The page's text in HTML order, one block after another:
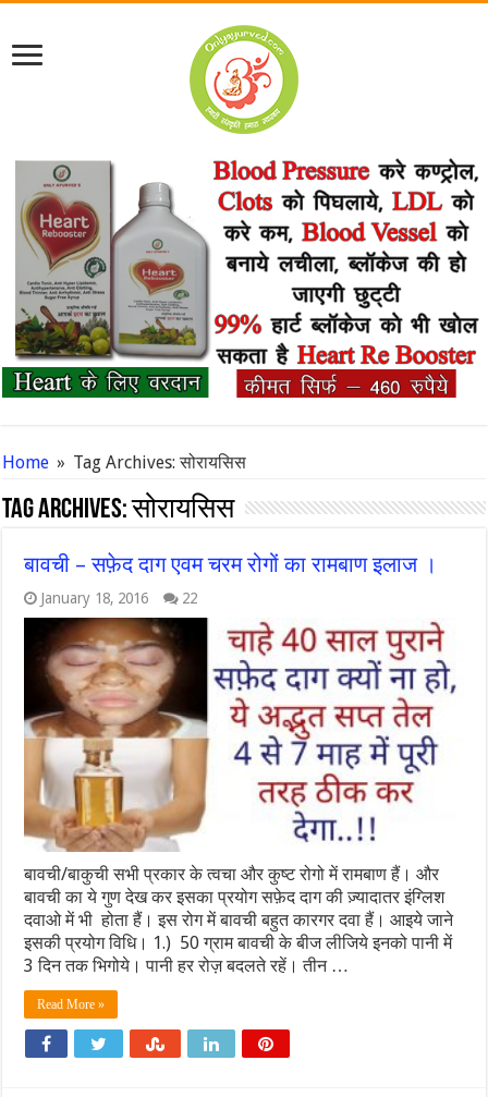
Home » Tag Archives: सोरायसिस
Tag Archives:सोरायसिस
बावची – सफ़ेद दाग एवम चरम रोगों का रामबाण इलाज ।
January 18, 2016 22
बावची/बाकुची सभी प्रकार के त्वचा और कुष्ट रोगो में रामबाण हैं। और
बावची का ये गुण देख कर इसका प्रयोग सफ़ेद दाग की ज़्यादातर इंग्लिश
दवाओ में भी होता हैं। इस रोग में बावची बहुत कारगर दवा हैं। आइये जाने
इसकी प्रयोग विधि। 1.) 50 ग्राम बावची के बीज लीजिये इनको पानी में
3 दिन तक भिगोये। पानी हर रोज़ बदलते रहें। तीन …
Read More »